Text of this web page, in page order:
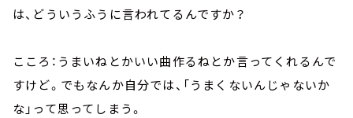
は、どういうふうに言われてるんですか？
こころ：うまいねとかいい曲作るねとか言ってくれるんで
すけど。でもなんか自分では、「うまくないんじゃないか
な」って思ってしまう。